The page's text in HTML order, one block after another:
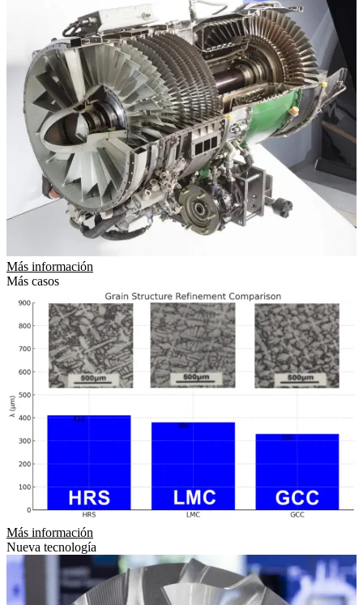
Más información
Más casos
Más información
Nueva tecnología